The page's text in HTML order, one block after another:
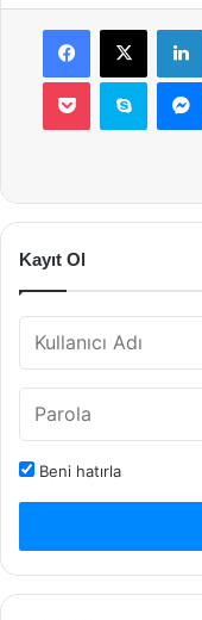
Facebook
X
Pocket Skype
Kayıt Ol
Beni hatırla